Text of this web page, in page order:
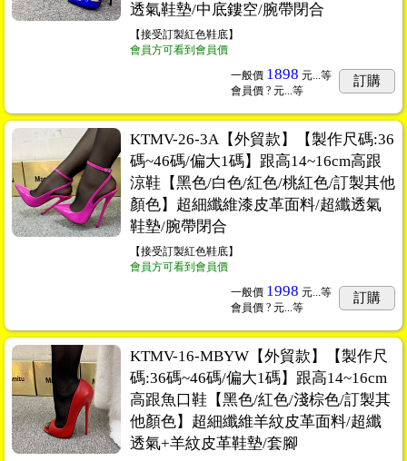
透氣鞋墊/中底鏤空/腕帶閉合
【接受訂製紅色鞋底】
會員方可看到會員價
一般價 1898 元...等
會員價 ? 元...等
訂購
KTMV-26-3A【外貿款】【製作尺碼:36
碼~46碼/偏大1碼】跟高14~16cm高跟
涼鞋【黑色/白色/紅色/桃紅色/訂製其他
顏色】超細纖維漆皮革面料/超纖透氣
鞋墊/腕帶閉合
【接受訂製紅色鞋底】
會員方可看到會員價
一般價 1998 元...等
會員價 ? 元...等
訂購
KTMV-16-MBYW【外貿款】【製作尺
碼:36碼~46碼/偏大1碼】跟高14~16cm
高跟魚口鞋【黑色/紅色/淺棕色/訂製其
他顏色】超細纖維羊紋皮革面料/超纖
透氣+羊紋皮革鞋墊/套腳